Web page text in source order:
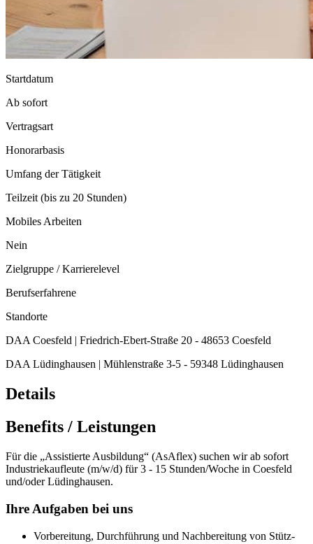
Startdatum
Ab sofort
Vertragsart
Honorarbasis
Umfang der Tätigkeit
Teilzeit (bis zu 20 Stunden)
Mobiles Arbeiten
Nein
Zielgruppe / Karrierelevel
Berufserfahrene
Standorte
DAA Coesfeld | Friedrich-Ebert-Straße 20 - 48653 Coesfeld
DAA Lüdinghausen | Mühlenstraße 3-5 - 59348 Lüdinghausen
Details
Benefits / Leistungen
Für die „Assistierte Ausbildung“ (AsAflex) suchen wir ab sofort
Industriekaufleute (m/w/d) für 3 - 15 Stunden/Woche in Coesfeld
und/oder Lüdinghausen.
Ihre Aufgaben bei uns
Vorbereitung, Durchführung und Nachbereitung von Stütz-